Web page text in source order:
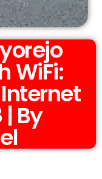
WiFi:
By